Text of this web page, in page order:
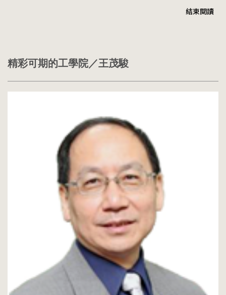
容
區
結束閱讀
精彩可期的工學院／王茂駿